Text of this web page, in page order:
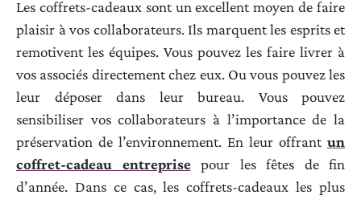
Les coffrets-cadeaux sont un excellent moyen de faire
plaisir à vos collaborateurs. Ils marquent les esprits et
remotivent les équipes. Vous pouvez les faire livrer à
vos associés directement chez eux. Ou vous pouvez les
leur déposer dans leur bureau. Vous pouvez
sensibiliser vos collaborateurs à l’importance de la
préservation de l’environnement. En leur offrant un
coffret-cadeau entreprisepour les fêtes de fin
d’année. Dans ce cas, les coffrets-cadeaux les plus